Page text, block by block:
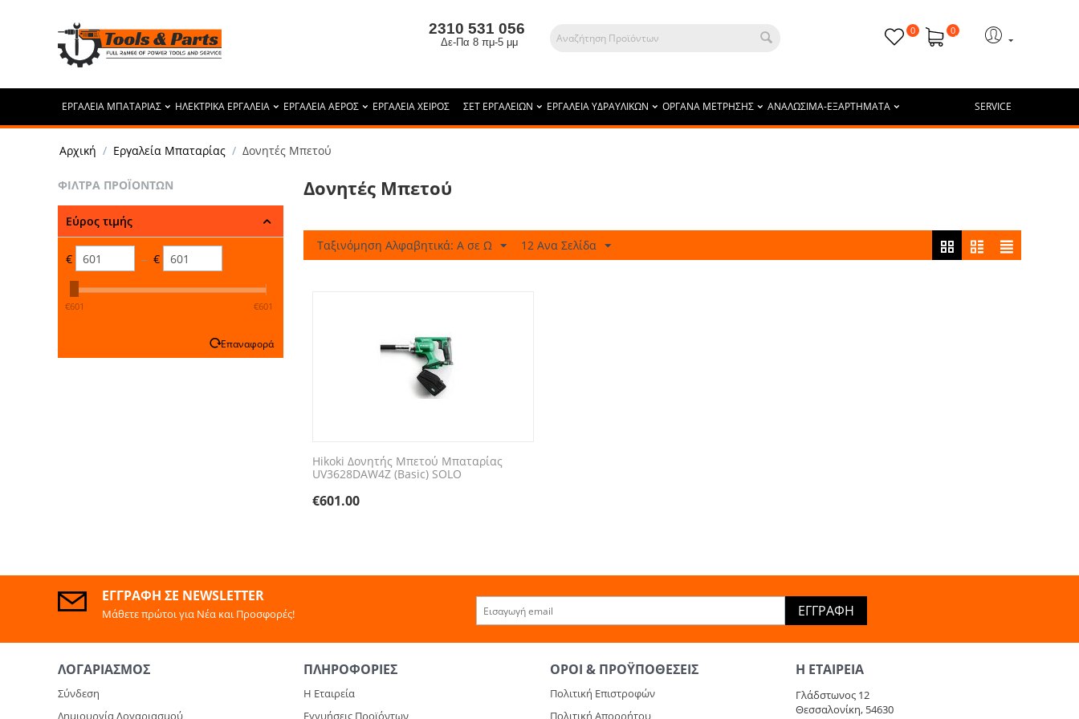
2310 531 056
Δε-Πα 8 πμ-5 μμ
0 0
ΕΡΓΑΛΕΙΑ ΜΠΑΤΑΡΙΑΣ ΗΛΕΚΤΡΙΚΑ ΕΡΓΑΛΕΙΑ ΕΡΓΑΛΕΙΑ ΑΕΡΟΣ ΕΡΓΑΛΕΙΑ ΧΕΙΡΟΣ ΣΕΤ ΕΡΓΑΛΕΙΩΝ ΕΡΓΑΛΕΙΑ ΥΔΡΑΥΛΙΚΩΝ ΟΡΓΑΝΑ ΜΕΤΡΗΣΗΣ ΑΝΑΛΩΣΙΜΑ-ΕΞΑΡΤΗΜΑΤΑ SERVICE
Αρχική / Εργαλεία Μπαταρίας / Δονητές Μπετού
ΦΊΛΤΡΑ ΠΡΟΪΌΝΤΩΝ
Εύρος τιμής
€ – €
‎€601 ‎€601
Επαναφορά
Δονητές Μπετού
Ταξινόμηση Αλφαβητικά: A σε Ω 12 Ανα Σελίδα
Hikoki Δονητής Μπετού Μπαταρίας
UV3628DAW4Z (Basic) SOLO
€601.00
ΕΓΓΡΑΦΉ ΣΕ NEWSLETTER
Μάθετε πρώτοι για Νέα και Προσφορές! ΕΓΓΡΑΦΉ
ΛΟΓΑΡΙΑΣΜΌΣ
Σύνδεση
Δημιουργία Λογαριασμού
ΠΛΗΡΟΦΟΡΊΕΣ
Η Εταιρεία
Εγγυήσεις Προϊόντων
ΌΡΟΙ & ΠΡΟΫΠΟΘΈΣΕΙΣ
Πολιτική Επιστροφών
Πολιτική Απορρήτου
Η ΕΤΑΙΡΕΊΑ​
Γλάδστωνος 12
Θεσσαλονίκη, 54630